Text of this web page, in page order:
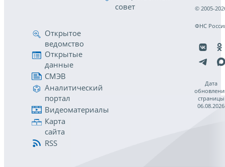
совет
Открытое
ведомство
Открытые
данные
СМЭВ
Аналитический
портал
Видеоматериалы
Карта
сайта
RSS
© 2005-
ФНС
Дата
страницы
06.08.2026